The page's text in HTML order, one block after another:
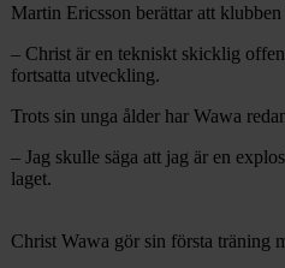
Martin Ericsson berättar att
– Christ är en tekniskt skicklig
fortsatta utveckling.
Trots sin unga ålder har Wawa
– Jag skulle säga att jag är en
laget.
Christ Wawa gör sin första träning